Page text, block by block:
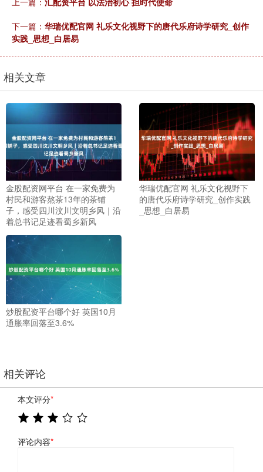
下一篇： 华瑞优配官网 礼乐文化视野下的唐代乐府诗学研究_创作
实践_思想_白居易
相关文章
金股配资网平台 在一家免费为
村民和游客熬茶13年的茶铺
子，感受四川汶川文明乡风｜沿
着总书记足迹看蜀乡新风
华瑞优配官网 礼乐文化视野下
的唐代乐府诗学研究_创作实践
_思想_白居易
炒股配资平台哪个好 英国10月
通胀率回落至3.6%
相关评论
本文评分*
评论内容*